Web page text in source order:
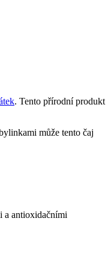
. Tento přírodní produkt
může tento čaj
a antioxidačními